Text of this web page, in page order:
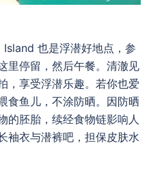
也是浮潜好地点，参
里停留，然后午餐。清澈见
，享受浮潜乐趣。若你也爱
食鱼儿，不涂防晒。因防晒
的胚胎，续经食物链影响人
袖衣与潜裤吧，担保皮肤水